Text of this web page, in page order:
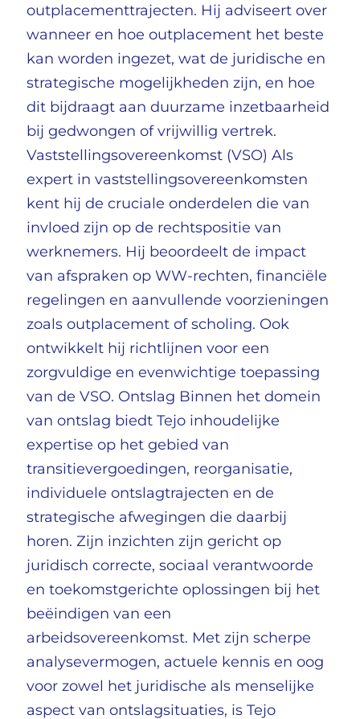
outplacementtrajecten. Hij adviseert over
wanneer en hoe outplacement het beste
kan worden ingezet, wat de juridische en
strategische mogelijkheden zijn, en hoe
dit bijdraagt aan duurzame inzetbaarheid
bij gedwongen of vrijwillig vertrek.
Vaststellingsovereenkomst (VSO) Als
expert in vaststellingsovereenkomsten
kent hij de cruciale onderdelen die van
invloed zijn op de rechtspositie van
werknemers. Hij beoordeelt de impact
van afspraken op WW-rechten, financiële
regelingen en aanvullende voorzieningen
zoals outplacement of scholing. Ook
ontwikkelt hij richtlijnen voor een
zorgvuldige en evenwichtige toepassing
van de VSO. Ontslag Binnen het domein
van ontslag biedt Tejo inhoudelijke
expertise op het gebied van
transitievergoedingen, reorganisatie,
individuele ontslagtrajecten en de
strategische afwegingen die daarbij
horen. Zijn inzichten zijn gericht op
juridisch correcte, sociaal verantwoorde
en toekomstgerichte oplossingen bij het
beëindigen van een
arbeidsovereenkomst. Met zijn scherpe
analysevermogen, actuele kennis en oog
voor zowel het juridische als menselijke
aspect van ontslagsituaties, is Tejo